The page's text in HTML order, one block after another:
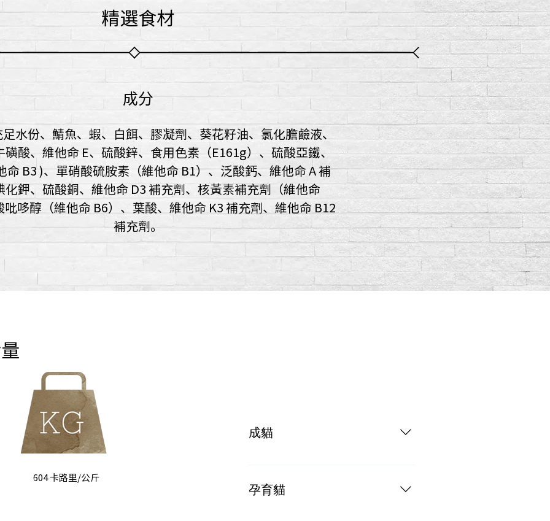
精選食材
成分
水份、鯖魚、蝦、白餌、膠凝劑、葵花籽油、氯化膽鹼液、
磺酸、維他命 E、硫酸鋅、食用色素（E161g）、硫酸亞鐵、
命 B3 )、單硝酸硫胺素（維他命 B1）、泛酸鈣、維他命 A 補
化鉀、硫酸銅、維他命 D3 補充劑、核黃素補充劑（維他命
吡哆醇（維他命 B6）、葉酸、維他命 K3 補充劑、維他命 B12
補充劑。
604 卡路里/公斤
成貓
孕育貓